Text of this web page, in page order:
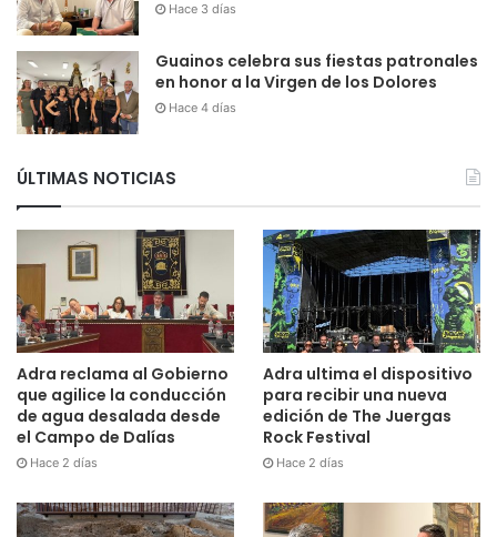
Hace 3 días
Guainos celebra sus fiestas patronales
en honor a la Virgen de los Dolores
Hace 4 días
ÚLTIMAS NOTICIAS
Adra reclama al Gobierno
que agilice la conducción
de agua desalada desde
el Campo de Dalías
Hace 2 días
Adra ultima el dispositivo
para recibir una nueva
edición de The Juergas
Rock Festival
Hace 2 días